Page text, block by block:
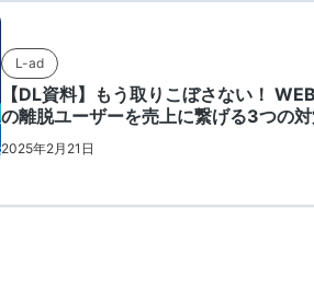
L-ad
【DL資料】もう取りこぼさない！
の離脱ユーザーを売上に繋げる3つの
2025年2月21日